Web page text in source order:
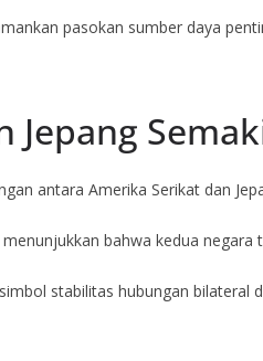
pasokan sumber daya
Jepang
antara Amerika Serikat dan
bahwa kedua
stabilitas hubungan bilateral